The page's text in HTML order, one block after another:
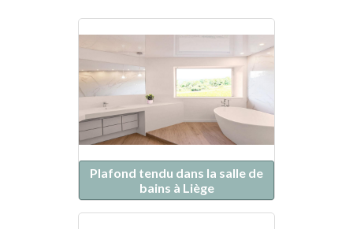
Plafond tendu dans la salle de
bains à Liège